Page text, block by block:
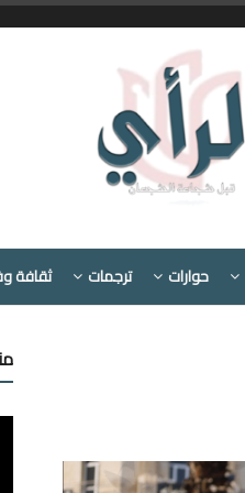
حوارات ترجمات ثقافة